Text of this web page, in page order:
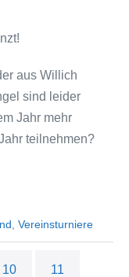
aus Willich
sind leider
Jahr mehr
teilnehmen?
Vereinsturniere
10 11